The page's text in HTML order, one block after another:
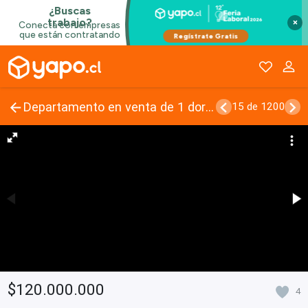
×
Departamento en venta de 1 dorm. en Viña del Mar 15 de 1200
$120.000.000 4